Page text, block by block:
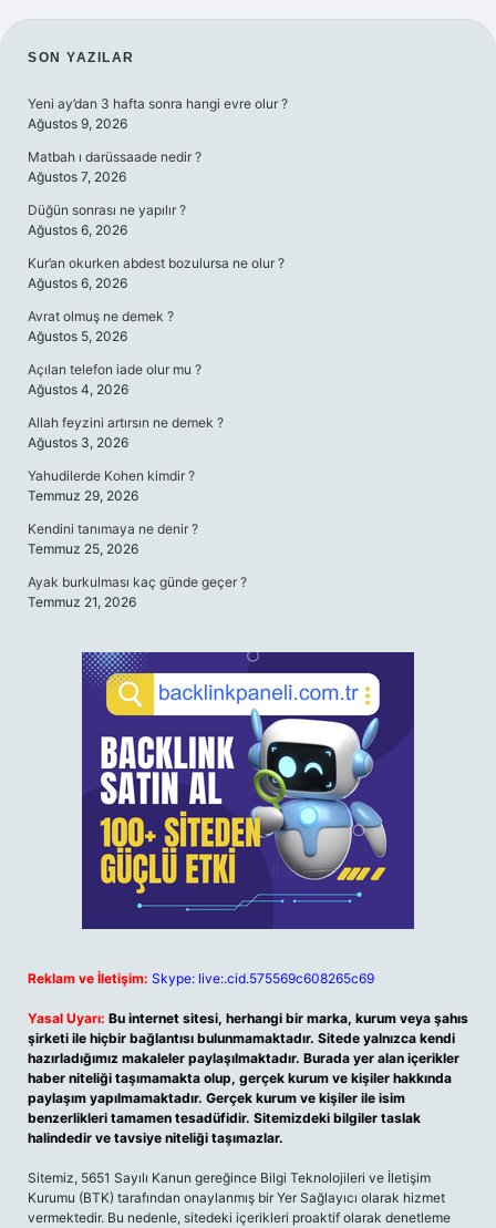
SIDEBAR
SON YAZILAR
Yeni ay’dan 3 hafta sonra hangi evre olur ?
Ağustos 9, 2026
Matbah ı darüssaade nedir ?
Ağustos 7, 2026
Düğün sonrası ne yapılır ?
Ağustos 6, 2026
Kur’an okurken abdest bozulursa ne olur ?
Ağustos 6, 2026
Avrat olmuş ne demek ?
Ağustos 5, 2026
Açılan telefon iade olur mu ?
Ağustos 4, 2026
Allah feyzini artırsın ne demek ?
Ağustos 3, 2026
Yahudilerde Kohen kimdir ?
Temmuz 29, 2026
Kendini tanımaya ne denir ?
Temmuz 25, 2026
Ayak burkulması kaç günde geçer ?
Temmuz 21, 2026
Reklam ve İletişim: Skype: live:.cid.575569c608265c69
Yasal Uyarı: Bu internet sitesi, herhangi bir marka, kurum veya şahıs
şirketi ile hiçbir bağlantısı bulunmamaktadır. Sitede yalnızca kendi
hazırladığımız makaleler paylaşılmaktadır. Burada yer alan içerikler
haber niteliği taşımamakta olup, gerçek kurum ve kişiler hakkında
paylaşım yapılmamaktadır. Gerçek kurum ve kişiler ile isim
benzerlikleri tamamen tesadüfidir. Sitemizdeki bilgiler taslak
halindedir ve tavsiye niteliği taşımazlar.
Sitemiz, 5651 Sayılı Kanun gereğince Bilgi Teknolojileri ve İletişim
Kurumu (BTK) tarafından onaylanmış bir Yer Sağlayıcı olarak hizmet
vermektedir. Bu nedenle, sitedeki içerikleri proaktif olarak denetleme